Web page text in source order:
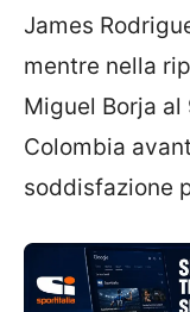
James
mentre nella
Miguel Borja al
Colombia
soddisfazione